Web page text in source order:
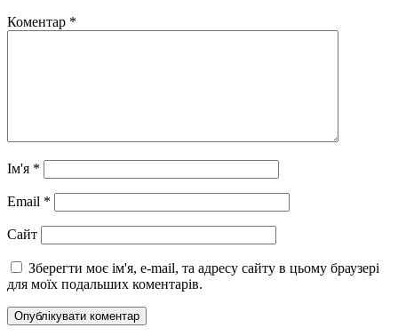
Коментар *
Ім'я *
Email *
Сайт
Зберегти моє ім'я, e-mail, та адресу сайту в цьому браузері
для моїх подальших коментарів.